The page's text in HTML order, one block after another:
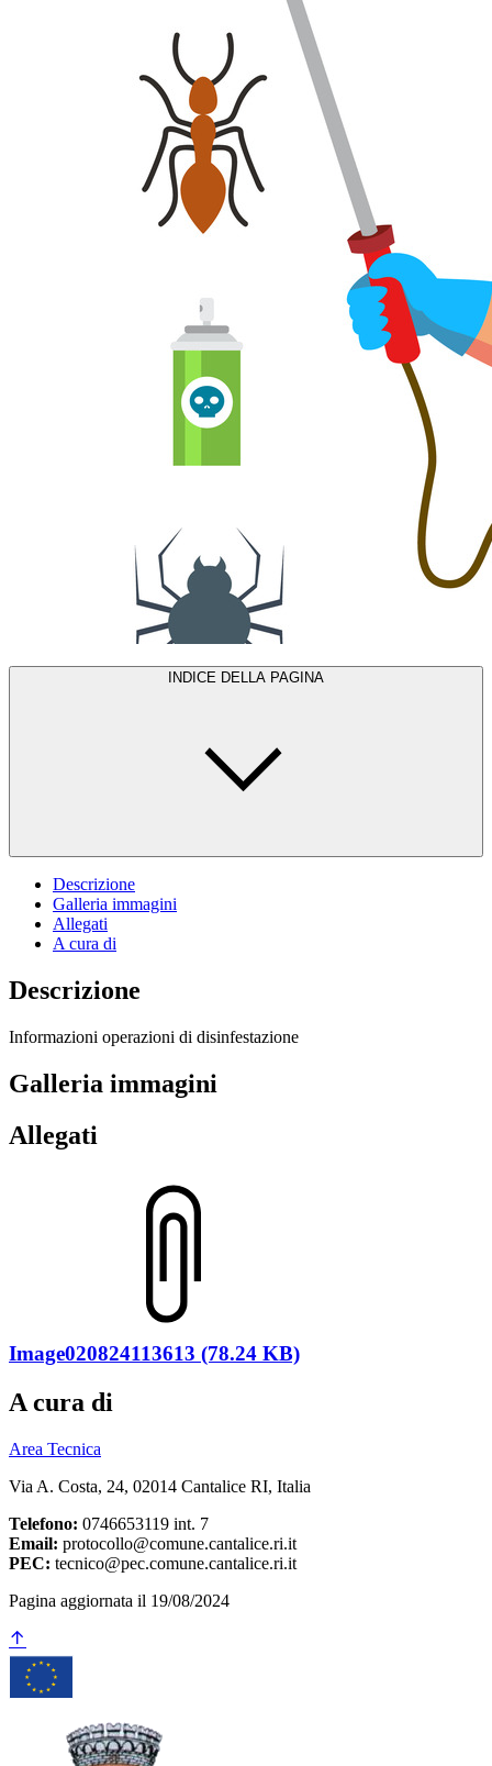
INDICE DELLA PAGINA
Descrizione
Galleria immagini
Allegati
A cura di
Descrizione
Informazioni operazioni di disinfestazione
Galleria immagini
Allegati
Image020824113613 (78.24 KB)
A cura di
Area Tecnica
Via A. Costa, 24, 02014 Cantalice RI, Italia
Telefono: 0746653119 int. 7
Email: protocollo@comune.cantalice.ri.it
PEC: tecnico@pec.comune.cantalice.ri.it
Pagina aggiornata il 19/08/2024